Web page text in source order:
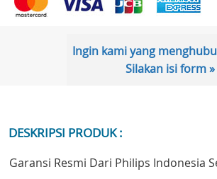
Ingin kami yang
Silakan isi form »
DESKRIPSI PRODUK :
Garansi Resmi Dari Philips Indonesia